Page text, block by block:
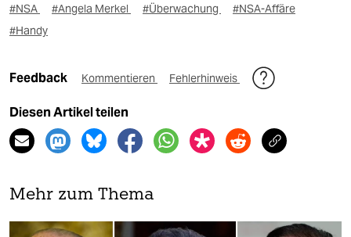
#NSA #Angela Merkel #Überwachung
#NSA-Affäre
#Handy
Feedback Kommentieren Fehlerhinweis
Diesen Artikel teilen
Mehr zum Thema